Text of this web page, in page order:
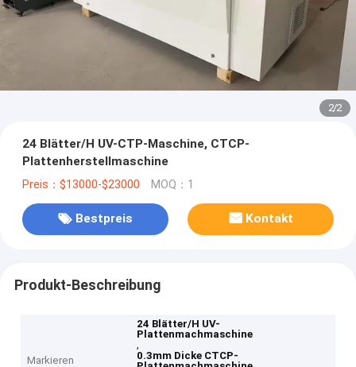
2/2
24 Blätter/H UV-CTP-Maschine, CTCP-
Plattenherstellmaschine
Preis：$13000-$23000 MOQ：1
Bestpreis Kontakt
Produkt-Beschreibung
Markieren
24 Blätter/H UV-
Plattenmachmaschine
,
0.3mm Dicke CTCP-